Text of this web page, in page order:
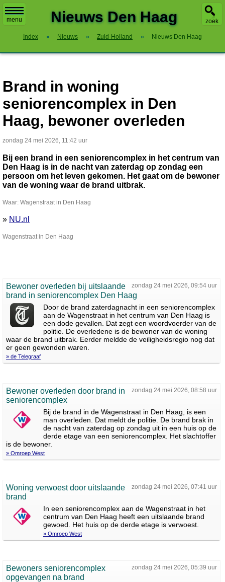
menu zoek
Nieuws Den Haag
Index » Nieuws » Zuid-Holland » Nieuws Den Haag
Brand in woning
seniorencomplex in Den
Haag, bewoner overleden
zondag 24 mei 2026, 11:42 uur
Bij een brand in een seniorencomplex in het centrum van
Den Haag is in de nacht van zaterdag op zondag een
persoon om het leven gekomen. Het gaat om de bewoner
van de woning waar de brand uitbrak.
Waar: Wagenstraat in Den Haag
» NU.nl
Wagenstraat in Den Haag
zondag 24 mei 2026, 09:54 uur
Bewoner overleden bij uitslaande
brand in seniorencomplex Den Haag
Door de brand zaterdagnacht in een seniorencomplex
aan de Wagenstraat in het centrum van Den Haag is
een dode gevallen. Dat zegt een woordvoerder van de
politie. De overledene is de bewoner van de woning
waar de brand uitbrak. Eerder meldde de veiligheidsregio nog dat
er geen gewonden waren.
» de Telegraaf
zondag 24 mei 2026, 08:58 uur
Bewoner overleden door brand in
seniorencomplex
Bij de brand in de Wagenstraat in Den Haag, is een
man overleden. Dat meldt de politie. De brand brak in
de nacht van zaterdag op zondag uit in een huis op de
derde etage van een seniorencomplex. Het slachtoffer
is de bewoner.
» Omroep West
zondag 24 mei 2026, 07:41 uur
Woning verwoest door uitslaande
brand
In een seniorencomplex aan de Wagenstraat in het
centrum van Den Haag heeft een uitslaande brand
gewoed. Het huis op de derde etage is verwoest.
» Omroep West
zondag 24 mei 2026, 05:39 uur
Bewoners seniorencomplex
opgevangen na brand